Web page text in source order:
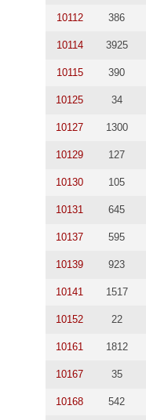
10112 386
10114 3925
10115 390
10125 34
10127 1300
10129 127
10130 105
10131 645
10137 595
10139 923
10141 1517
10152 22
10161 1812
10167 35
10168 542